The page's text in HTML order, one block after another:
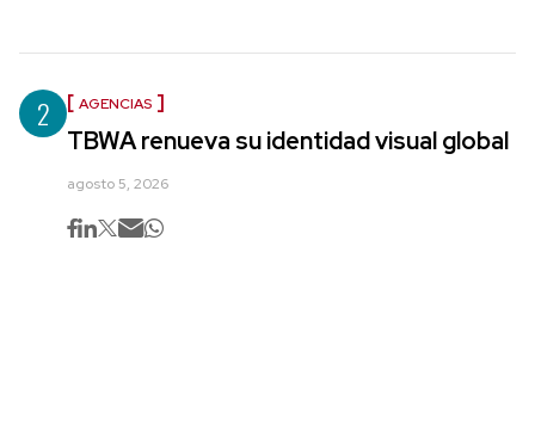
2 AGENCIAS
TBWA renueva su identidad visual global
agosto 5, 2026